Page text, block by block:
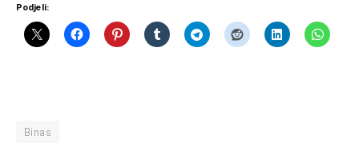
Podjeli:
Binas